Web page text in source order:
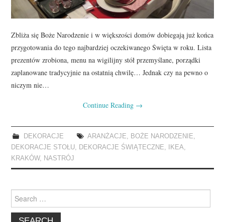
Zbliża się Boże Narodzenie i w większości domów dobiegają już końca
przygotowania do tego najbardziej oczekiwanego Święta w roku. Lista
prezentów zrobiona, menu na wigilijny stół przemyślane, porządki
zaplanowane tradycyjnie na ostatnią chwilę… Jednak czy na pewno o
niczym nie…
Continue Reading →
DEKORACJE ARANŻACJE, BOŻE NARODZENIE,
DEKORACJE STOŁU, DEKORACJE ŚWIĄTECZNE, IKEA,
KRAKÓW, NASTRÓJ
Search
for: